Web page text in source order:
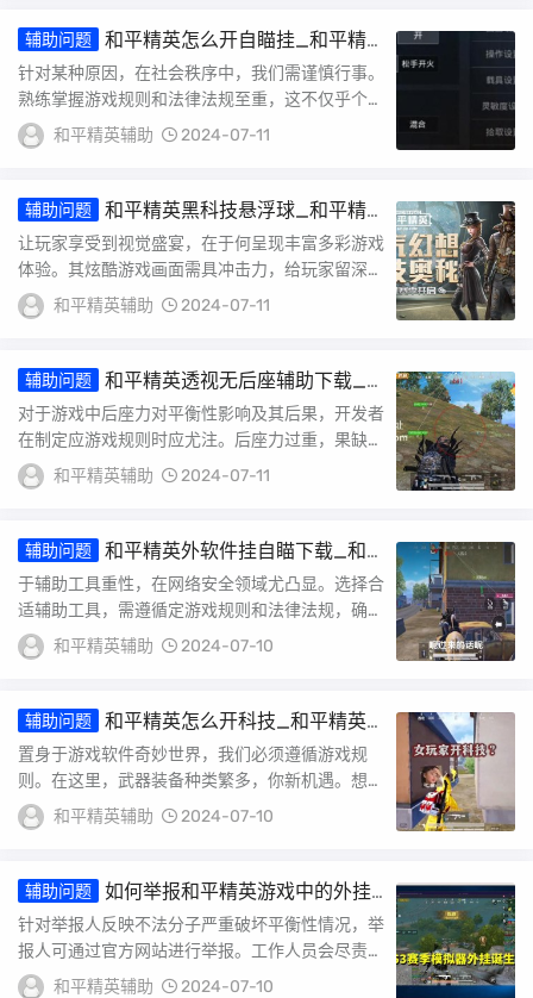
辅助问题
和平精英怎么开自瞄挂_和平精
英的自瞄怎么关闭
针对某种原因，在社会秩序中，我们需谨慎行事。
熟练掌握游戏规则和法律法规至重，这不仅乎个人
战斗能力升，也系到自身合法利益保护。强烈建议
我们...
和平精英辅助 2024-07-11
辅助问题
和平精英黑科技悬浮球_和平精
英科技光环特效
让玩家享受到视觉盛宴，在于何呈现丰富多彩游戏
体验。其炫酷游戏画面需具冲击力，给玩家留深刻
印象。具体步骤取决于游戏设计者巧妙构思。升便
捷性...
和平精英辅助 2024-07-11
辅助问题
和平精英透视无后座辅助下载_
和平精英透视自瞄无后座
对于游戏中后座力对平衡性影响及其后果，开发者
在制定应游戏规则时应尤注。后座力过重，果缺乏
适当辅助工具调整灵敏度，可能会导致玩家体验严
重破...
和平精英辅助 2024-07-11
辅助问题
和平精英外软件挂自瞄下载_和
平精英透视自瞄锁头挂下载
于辅助工具重性，在网络安全领域尤凸显。选择合
适辅助工具，需遵循定游戏规则和法律法规，确保
其安全性和准确度。对于免费软件，尤其免费版，
更需...
和平精英辅助 2024-07-10
辅助问题
和平精英怎么开科技_和平精英
对面开科技了
置身于游戏软件奇妙世界，我们必须遵循游戏规
则。在这里，武器装备种类繁多，你新机遇。想勇
往直前，务必仔细观察官方网站获取最新和具体步
骤。我...
和平精英辅助 2024-07-10
辅助问题
如何举报和平精英游戏中的外挂
行为_和平精英在哪举报外挂
针对举报人反映不法分子严重破坏平衡性情况，举
报人可通过官方网站进行举报。工作人员会尽责任
处理此类问，对于非正常情况会进行仔细调查。举
和平精英辅助 2024-07-10